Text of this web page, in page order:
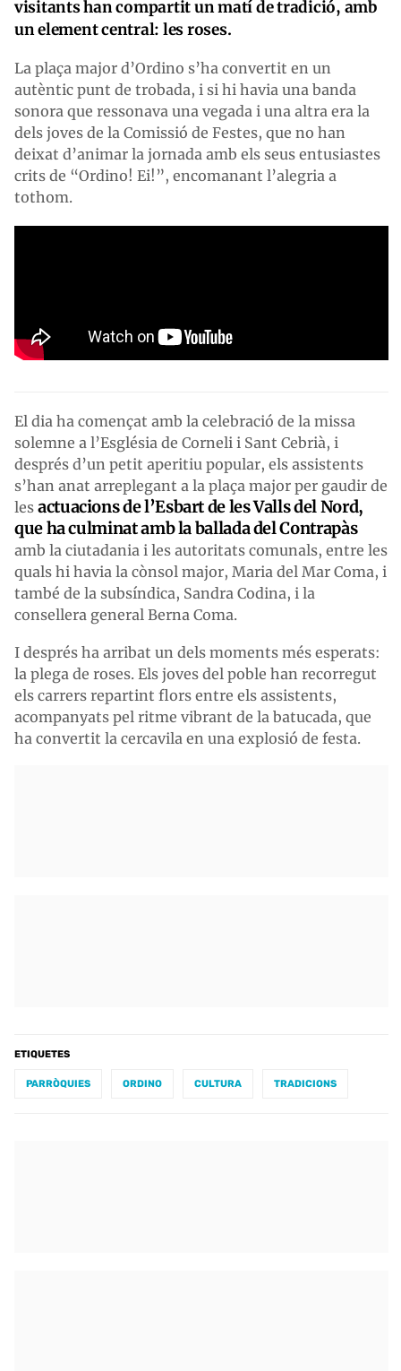
visitants han compartit un matí de tradició, amb
un element central: les roses.
La plaça major d’Ordino s’ha convertit en un
autèntic punt de trobada, i si hi havia una banda
sonora que ressonava una vegada i una altra era la
dels joves de la Comissió de Festes, que no han
deixat d’animar la jornada amb els seus entusiastes
crits de “Ordino! Ei!”, encomanant l’alegria a
tothom.
El dia ha començat amb la celebració de la missa
solemne a l’Església de Corneli i Sant Cebrià, i
després d’un petit aperitiu popular, els assistents
s’han anat arreplegant a la plaça major per gaudir de
les actuacions de l’Esbart de les Valls del Nord,
que ha culminat amb la ballada del Contrapàs
amb la ciutadania i les autoritats comunals, entre les
quals hi havia la cònsol major, Maria del Mar Coma, i
també de la subsíndica, Sandra Codina, i la
consellera general Berna Coma.
I després ha arribat un dels moments més esperats:
la plega de roses. Els joves del poble han recorregut
els carrers repartint flors entre els assistents,
acompanyats pel ritme vibrant de la batucada, que
ha convertit la cercavila en una explosió de festa.
ETIQUETES
PARRÒQUIES ORDINO CULTURA TRADICIONS